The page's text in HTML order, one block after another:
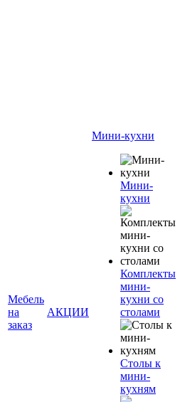
Мебель
на
заказ
АКЦИИ
Мини-кухни
Мини-
кухни
Комплекты
мини-
кухни со
столами
Столы к
мини-
кухням